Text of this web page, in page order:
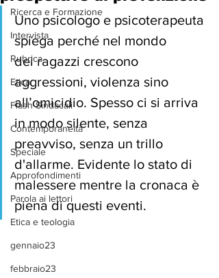
Ricerca e Formazione
Intervista
Rubrica
Etica
Flash Sindacali
Contemporaneità
Speciale
Approfondimenti
Parola ai lettori
Etica e teologia
gennaio23
febbraio23
Uno psicologo e psicoterapeuta
spiega perché nel mondo
dei ragazzi crescono
aggressioni, violenza sino
all’omicidio. Spesso ci si arriva
in modo silente, senza
preavviso, senza un trillo
d'allarme. Evidente lo stato di
malessere mentre la cronaca è
piena di questi eventi.